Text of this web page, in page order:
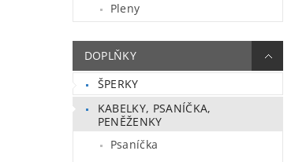
Pleny
DOPLŇKY
ŠPERKY
KABELKY, PSANÍČKA,
PENĚŽENKY
Psaníčka